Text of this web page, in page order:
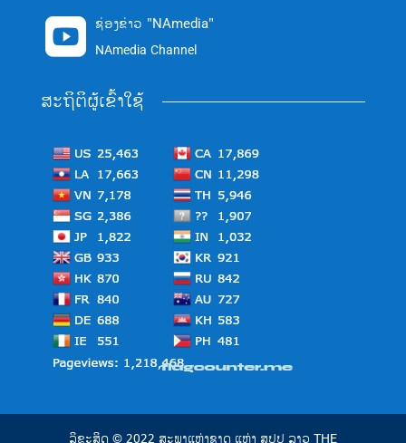
 ຊ່ອງຂ່າວ "NAmedia"
NAmedia Channel
ສະຖິຕິຜູ້ເຂົ້າໃຊ້
ລິຂະສິດ © 2022 ສະພາແຫ່ງຊາດ ແຫ່ງ ສປປ ລາວ THE